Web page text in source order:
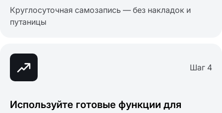
Круглосуточная самозапись — без накладок и
путаницы
Шаг 4
Используйте готовые функции для